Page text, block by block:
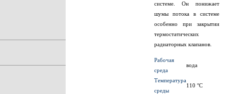
системе. Он понижает
шумы потока в системе
особенно при закрытии
термостатических
радиаторных клапанов.
Рабочая
среда
вода
Температура
среды
110 °C